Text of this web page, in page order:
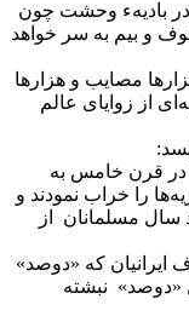
بادیهء وحشت چون
و بیم به سر خواهد
مصایب و هزارها
از زوایای عالم
در قرن خامس به
را خراب نمودند و
سال مسلمانان از
ایرانیان که «دوصد»
«دوصد» نبشته